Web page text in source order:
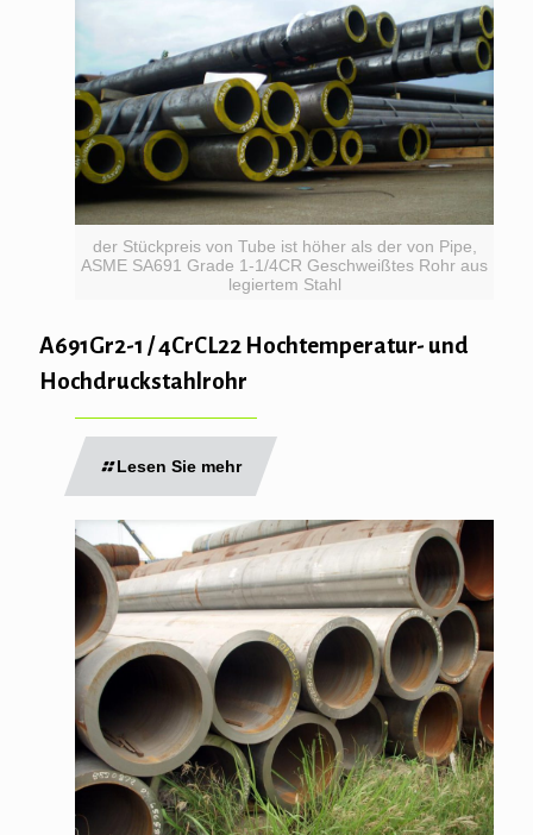
der Stückpreis von Tube ist höher als der von Pipe,
ASME SA691 Grade 1-1/4CR Geschweißtes Rohr aus
legiertem Stahl
A691Gr2-1 / 4CrCL22 Hochtemperatur- und
Hochdruckstahlrohr
Lesen Sie mehr